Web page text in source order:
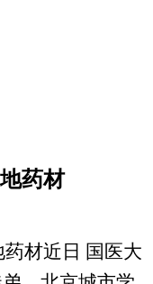
药材
药材近日 国医大